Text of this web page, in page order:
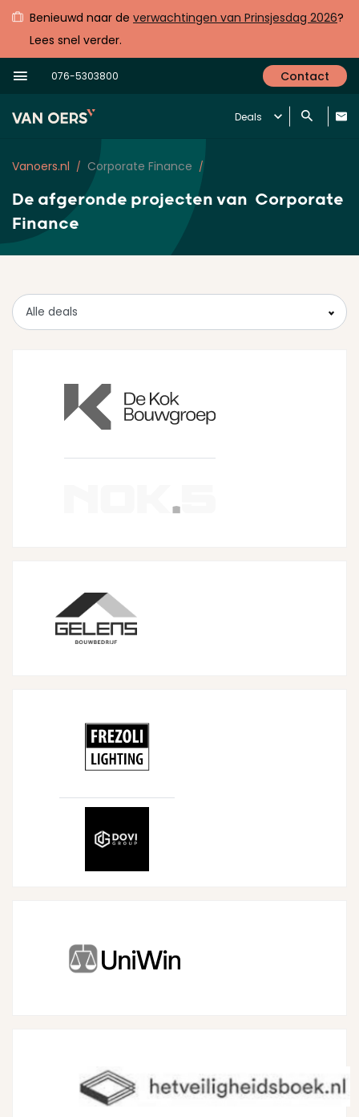
Benieuwd naar de verwachtingen van Prinsjesdag 2026?
Lees snel verder.
076-5303800 Contact
Deals
Vanoers.nl Corporate Finance
De afgeronde projecten van Corporate
Finance
Alle deals